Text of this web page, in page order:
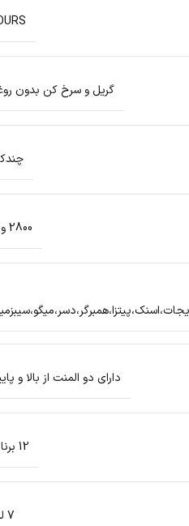
گریل و سرخ کن بدون
2800 وات
دارای دو المنت از بالا و
12 برنامه
7 لیتر